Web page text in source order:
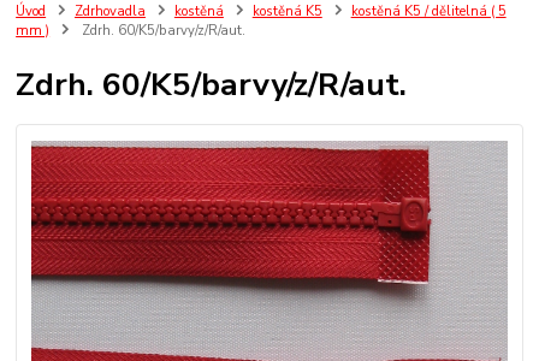
Úvod Zdrhovadla kostěná kostěná K5
kostěná K5 / dělitelná ( 5
mm )
Zdrh. 60/K5/barvy/z/R/aut.
Zdrh. 60/K5/barvy/z/R/aut.